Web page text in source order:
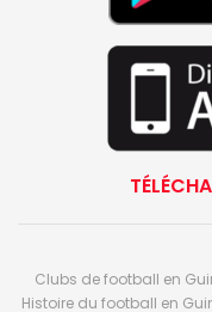
Clubs de football en
Histoire du football en